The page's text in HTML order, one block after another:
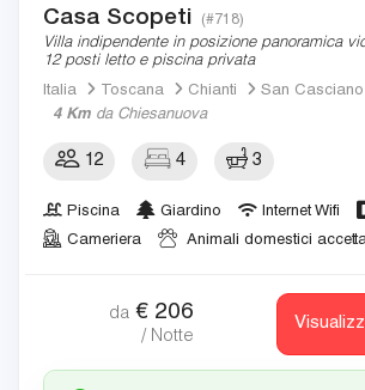
Casa Scopeti (#718)
Villa indipendente in posizione panoramica
12 posti letto e piscina privata
Italia
Toscana Chianti
San
4 Km da Chiesanuova
12 4 3
Piscina Giardino Internet Wifi
Cameriera
Animali domestici
da € 206
/ Notte